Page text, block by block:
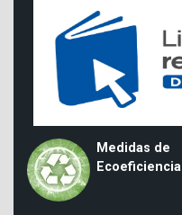
Medidas de
Ecoeficiencia